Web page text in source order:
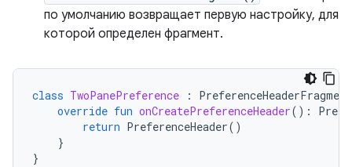
по умолчанию возвращает первую настройку, для
которой определен фрагмент.
class TwoPanePreference :
override fun onCreatePreferenceHeader():
return PreferenceHeader()
}
}